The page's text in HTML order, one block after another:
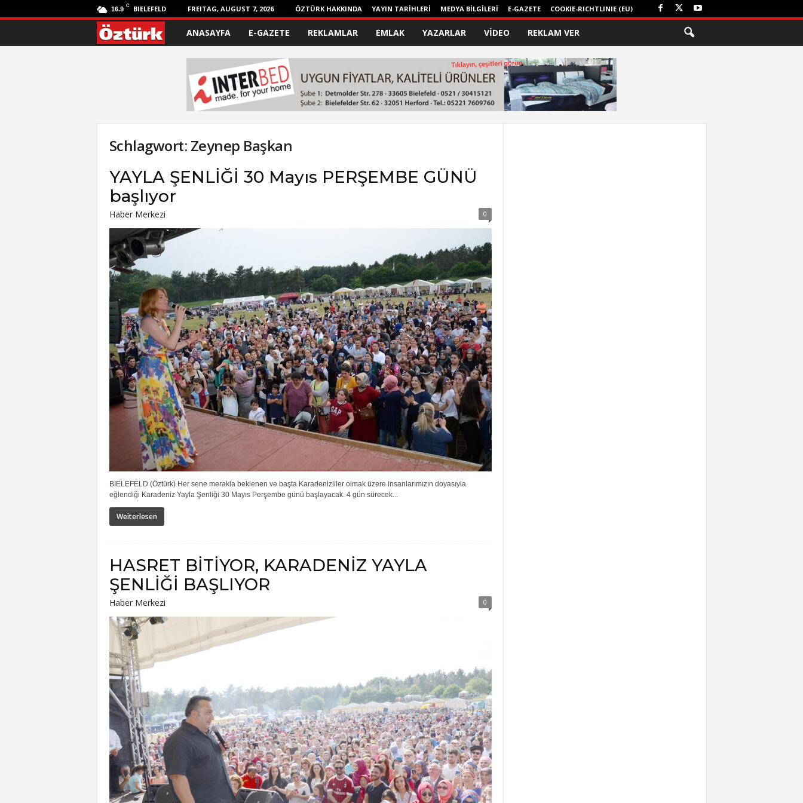
16.9 C BIELEFELD FREITAG, AUGUST 7, 2026 ÖZTÜRK HAKKINDA YAYIN TARİHLERİ MEDYA BİLGİLERİ E-GAZETE COOKIE-RICHTLINIE (EU)
ANASAYFA E-GAZETE REKLAMLAR EMLAK YAZARLAR VİDEO REKLAM VER
Schlagwort: Zeynep Başkan
YAYLA ŞENLİĞİ 30 Mayıs PERŞEMBE GÜNÜ
başlıyor
Haber Merkezi 0
BIELEFELD (Öztürk) Her sene merakla beklenen ve başta Karadenizliler olmak üzere insanlarımızın doyasıyla
eğlendiği Karadeniz Yayla Şenliği 30 Mayıs Perşembe günü başlayacak. 4 gün sürecek...
Weiterlesen
HASRET BİTİYOR, KARADENİZ YAYLA
ŞENLİĞİ BAŞLIYOR
Haber Merkezi 0